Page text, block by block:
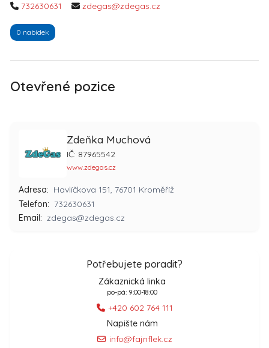
732630631 zdegas@zdegas.cz
0 nabídek
Otevřené pozice
Zdeňka Muchová
IČ: 87965542
www.zdegas.cz
Adresa: Havlíčkova 151, 76701 Kroměříž
Telefon: 732630631
Email: zdegas@zdegas.cz
Potřebujete poradit?
Zákaznická linka
po-pá: 9:00-18:00
+420 602 764 111
Napište nám
info@fajnflek.cz